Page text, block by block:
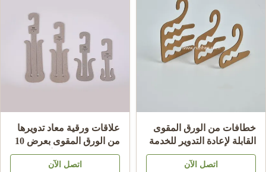
خطافات من الورق المقوى
القابلة لإعادة التدوير للخدمة
الشاقة لتعليق الجوارب،
اتصل الآن
علاقات ورقية معاد تدويرها
من الورق المقوى بعرض 10
سم للشباشب والأحذية
اتصل الآن